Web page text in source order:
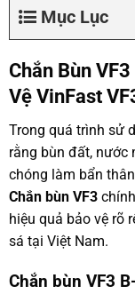
Mục Lục
Chắn Bùn
Vệ VinFast
Trong quá trình sử
rằng bùn đất, nước
chóng làm bẩn
Chắn bùn VF3
hiệu quả bảo vệ rõ
sá tại Việt Nam.
Chắn bùn VF3